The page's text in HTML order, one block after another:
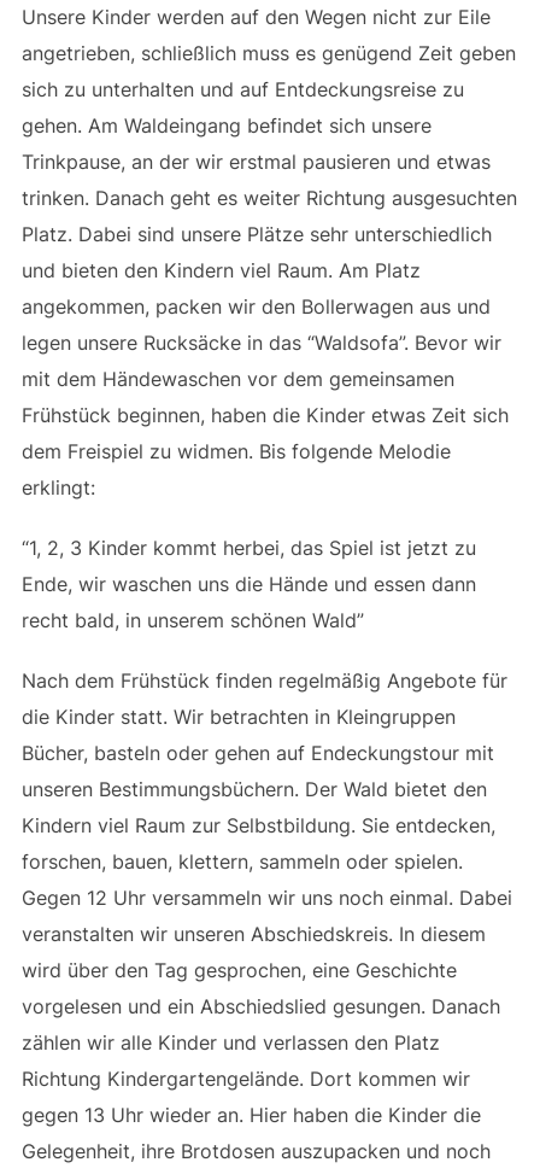
Unsere Kinder werden auf den Wegen nicht zur Eile
angetrieben, schließlich muss es genügend Zeit geben
sich zu unterhalten und auf Entdeckungsreise zu
gehen. Am Waldeingang befindet sich unsere
Trinkpause, an der wir erstmal pausieren und etwas
trinken. Danach geht es weiter Richtung ausgesuchten
Platz. Dabei sind unsere Plätze sehr unterschiedlich
und bieten den Kindern viel Raum. Am Platz
angekommen, packen wir den Bollerwagen aus und
legen unsere Rucksäcke in das “Waldsofa”. Bevor wir
mit dem Händewaschen vor dem gemeinsamen
Frühstück beginnen, haben die Kinder etwas Zeit sich
dem Freispiel zu widmen. Bis folgende Melodie
erklingt:
“1, 2, 3 Kinder kommt herbei, das Spiel ist jetzt zu
Ende, wir waschen uns die Hände und essen dann
recht bald, in unserem schönen Wald”
Nach dem Frühstück finden regelmäßig Angebote für
die Kinder statt. Wir betrachten in Kleingruppen
Bücher, basteln oder gehen auf Endeckungstour mit
unseren Bestimmungsbüchern. Der Wald bietet den
Kindern viel Raum zur Selbstbildung. Sie entdecken,
forschen, bauen, klettern, sammeln oder spielen.
Gegen 12 Uhr versammeln wir uns noch einmal. Dabei
veranstalten wir unseren Abschiedskreis. In diesem
wird über den Tag gesprochen, eine Geschichte
vorgelesen und ein Abschiedslied gesungen. Danach
zählen wir alle Kinder und verlassen den Platz
Richtung Kindergartengelände. Dort kommen wir
gegen 13 Uhr wieder an. Hier haben die Kinder die
Gelegenheit, ihre Brotdosen auszupacken und noch